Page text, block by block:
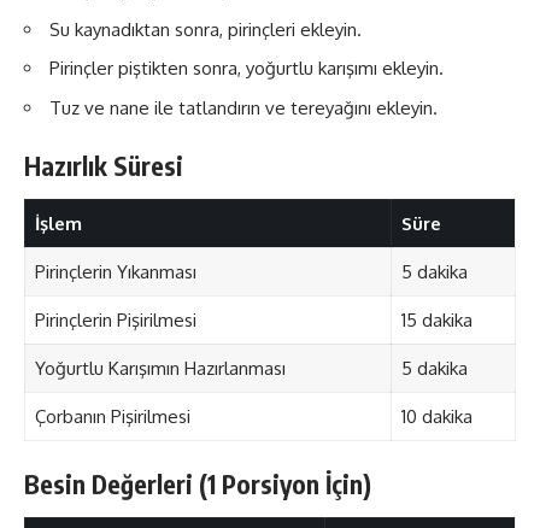
Su kaynadıktan sonra, pirinçleri ekleyin.
Pirinçler piştikten sonra, yoğurtlu karışımı ekleyin.
Tuz ve nane ile tatlandırın ve tereyağını ekleyin.
Hazırlık Süresi
İşlem Süre
Pirinçlerin Yıkanması 5 dakika
Pirinçlerin Pişirilmesi 15 dakika
Yoğurtlu Karışımın Hazırlanması 5 dakika
Çorbanın Pişirilmesi 10 dakika
Besin Değerleri (1 Porsiyon İçin)